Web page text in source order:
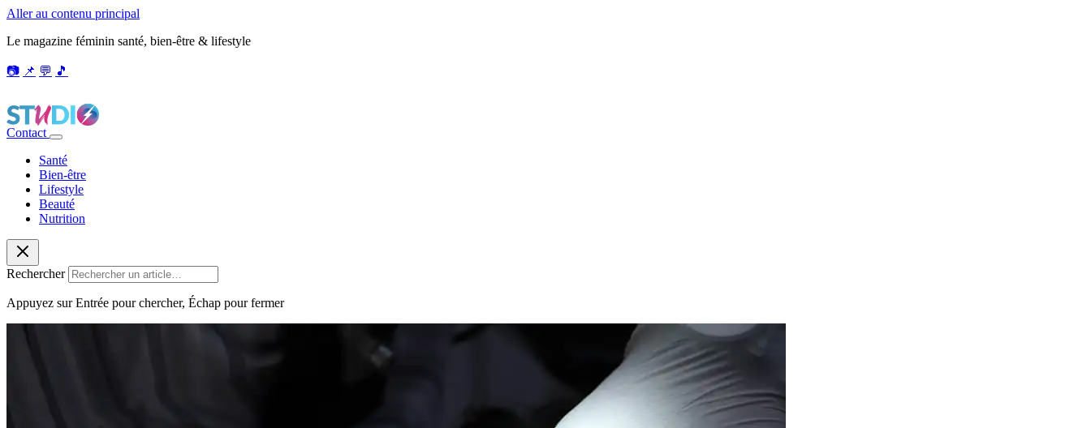
Aller au contenu principal
Le magazine féminin santé, bien-être & lifestyle
📷 📌 💬 🎵
Contact
Santé
Bien-être
Lifestyle
Beauté
Nutrition
Rechercher
Appuyez sur Entrée pour chercher, Échap pour fermer